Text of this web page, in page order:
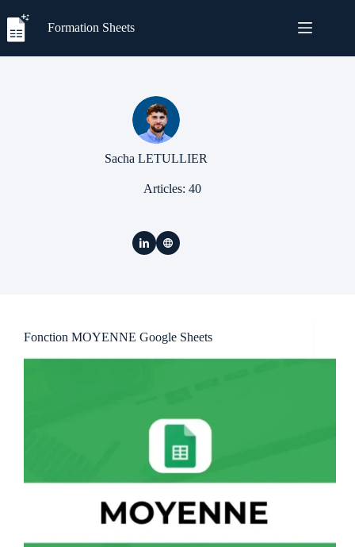
au
contenu
Formation Sheets
Sacha LETULLIER
Articles: 40
Fonction MOYENNE Google Sheets